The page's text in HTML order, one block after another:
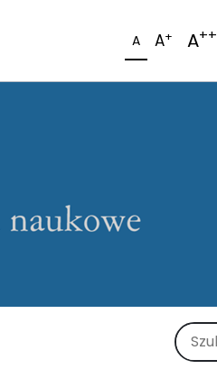
A A+ A++